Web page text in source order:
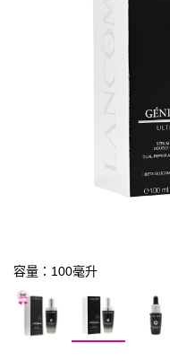
容量：100毫升